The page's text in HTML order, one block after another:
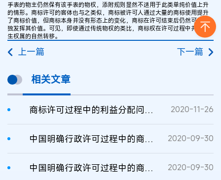
手表的物主仍然保有该手表的物权，添附规则显然不适用于此类单纯价值上升
的情形。商标许可的客体也与之类似，商标被许可人通过大量的商标使用提升
了商标价值，但商标本身并没有形态上的变化，商标在许可结束后仍然可以单
独发挥其价值。可见，即使通过传统物权的类比，商标权在许可过程中并未发
生权属的自然转移。
上一篇 下一篇
相关文章
商标许可过程中的利益分配问题探析 2020-11-26
中国明确行政许可过程中的商业秘密保护措施——分析评述 2020-09-30
中国明确行政许可过程中的商业秘密保护措施——分析评述 2020-09-30